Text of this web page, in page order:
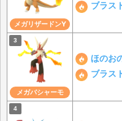
メガリザードンY
ブラス
メガバシャーモ
ほのお
ブラス